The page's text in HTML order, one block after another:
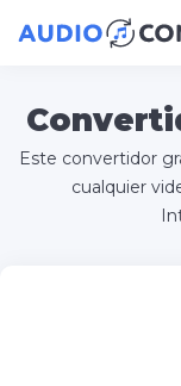
Este convertidor
cualquier